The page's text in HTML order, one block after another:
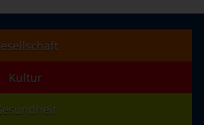
Kultur